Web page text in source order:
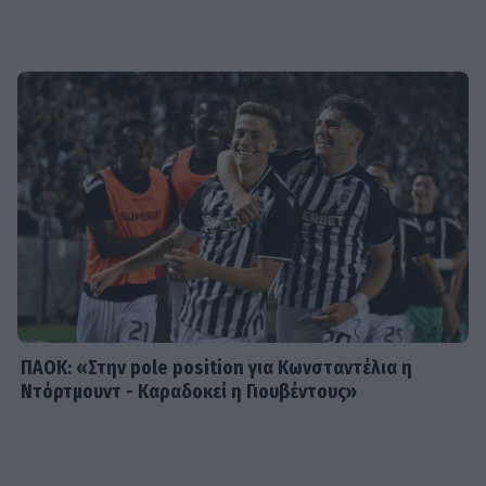
Χρίστος Κούγιας για τα
δημοσιεύματα που αφορούν την
προσωπική του ζωή
SHOWBIZ
Τέτα Κωνσταντά: Τα νέα για την
υγεία του Γιώργου Ματαράγκα και ο
γάμος με τον αδερφό του, Γιάννη
ΠΑΟΚ: «Στην pole position για Κωνσταντέλια η
Ντόρτμουντ - Καραδοκεί η Γιουβέντους»